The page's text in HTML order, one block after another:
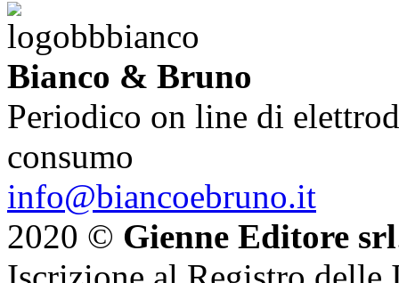
Bianco & Bruno
Periodico on line di
consumo
info@biancoebruno.it
2020 © Gienne Editore srl